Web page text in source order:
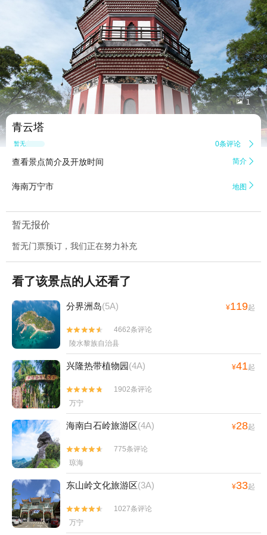
 1
青云塔
暂无点评 0条评论 
查看景点简介及开放时间 简介 
海南万宁市 地图 
暂无报价
暂无门票预订，我们正在努力补充
看了该景点的人还看了
分界洲岛(5A) ¥119起


4662条评论
陵水黎族自治县
兴隆热带植物园(4A) ¥41起


1902条评论
万宁
海南白石岭旅游区(4A) ¥28起


775条评论
琼海
东山岭文化旅游区(3A) ¥33起


1027条评论
万宁